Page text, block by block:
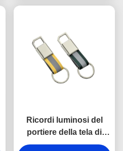
Ricordi luminosi del
portiere della tela di
spessore dei